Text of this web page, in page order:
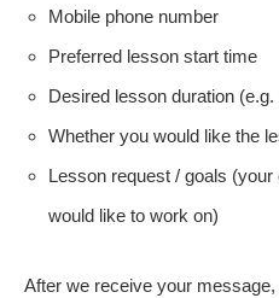
Mobile phone number
Preferred lesson start time
Desired lesson duration (e.g.
Whether you would like the
Lesson request / goals
would like to work on)
After we receive your message,